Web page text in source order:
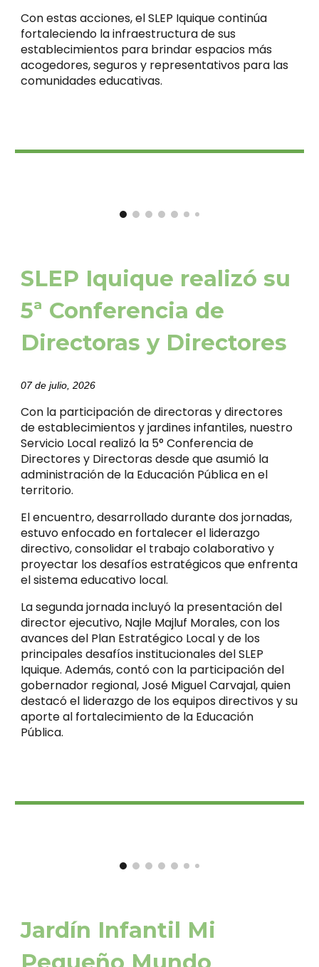
Con estas acciones, el SLEP Iquique continúa
fortaleciendo la infraestructura de sus
establecimientos para brindar espacios más
acogedores, seguros y representativos para las
comunidades educativas.
SLEP Iquique realizó su
5ª Conferencia de
Directoras y Directores
07 de julio, 2026
Con la participación de directoras y directores
de establecimientos y jardines infantiles, nuestro
Servicio Local realizó la 5° Conferencia de
Directores y Directoras desde que asumió la
administración de la Educación Pública en el
territorio.
El encuentro, desarrollado durante dos jornadas,
estuvo enfocado en fortalecer el liderazgo
directivo, consolidar el trabajo colaborativo y
proyectar los desafíos estratégicos que enfrenta
el sistema educativo local.
La segunda jornada incluyó la presentación del
director ejecutivo, Najle Majluf Morales, con los
avances del Plan Estratégico Local y de los
principales desafíos institucionales del SLEP
Iquique. Además, contó con la participación del
gobernador regional, José Miguel Carvajal, quien
destacó el liderazgo de los equipos directivos y su
aporte al fortalecimiento de la Educación
Pública.
Jardín Infantil Mi